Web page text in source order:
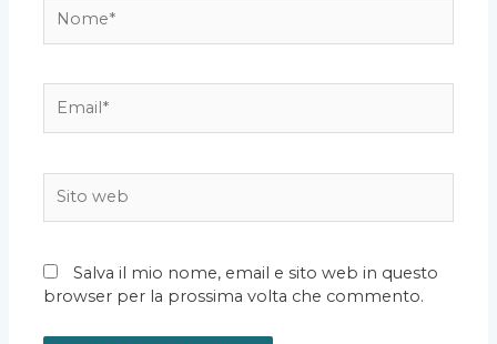
Salva il mio nome, email e sito web in questo
browser per la prossima volta che commento.